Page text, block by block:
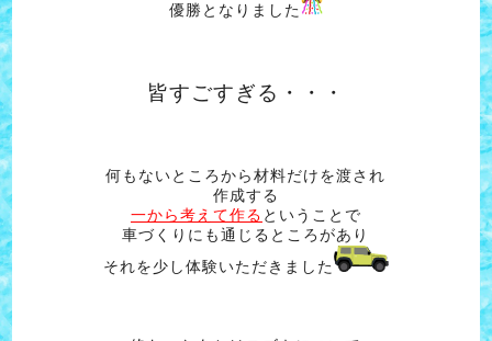
優勝となりました
皆すごすぎる・・・
何もないところから材料だけを渡され
作成する
一から考えて作る ということで
車づくりにも通じるところがあり
それを少し体験いただきました